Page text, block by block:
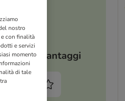
I tuoi vantaggi
nostro
con finalità
e servizi
momento
di tale